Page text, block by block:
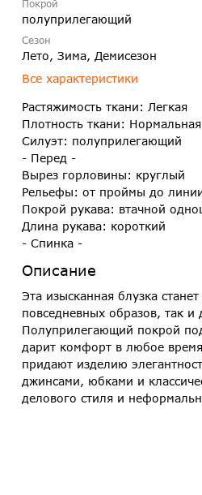
Покрой
полуприлегающий
Сезон
Лето, Зима, Демисезон
Все характеристики
Растяжимость ткани: Легкая
Плотность ткани: Нормальная
Силуэт: полуприлегающий
- Перед -
Вырез горловины: круглый
Рельефы: от проймы до
Покрой рукава: втачной
Длина рукава: короткий
- Спинка -
Описание
Эта изысканная блузка
повседневных образов, так
Полуприлегающий покрой
дарит комфорт в любое
придают изделию
джинсами, юбками и
делового стиля и